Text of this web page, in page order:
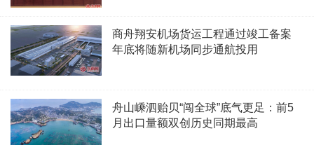
商舟翔安机场货运工程通过竣工备案
年底将随新机场同步通航投用
舟山嵊泗贻贝“闯全球”底气更足：前5
月出口量额双创历史同期最高